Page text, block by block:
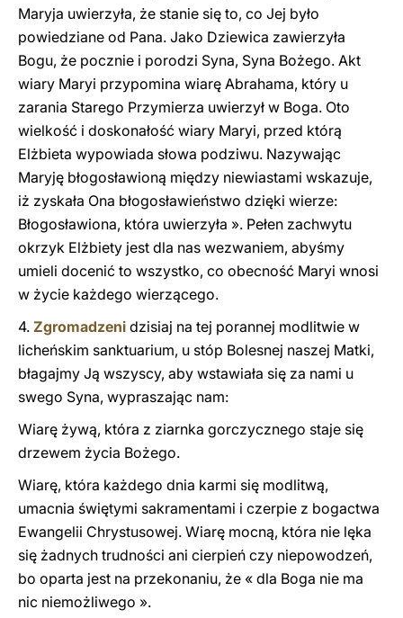
Maryja uwierzyła, że stanie się to, co Jej było
powiedziane od Pana. Jako Dziewica zawierzyła
Bogu, że pocznie i porodzi Syna, Syna Bożego. Akt
wiary Maryi przypomina wiarę Abrahama, który u
zarania Starego Przymierza uwierzył w Boga. Oto
wielkość i doskonałość wiary Maryi, przed którą
Elżbieta wypowiada słowa podziwu. Nazywając
Maryję błogosławioną między niewiastami wskazuje,
iż zyskała Ona błogosławieństwo dzięki wierze:
Błogosławiona, która uwierzyła ». Pełen zachwytu
okrzyk Elżbiety jest dla nas wezwaniem, abyśmy
umieli docenić to wszystko, co obecność Maryi wnosi
w życie każdego wierzącego.
4. Zgromadzeni dzisiaj na tej porannej modlitwie w
licheńskim sanktuarium, u stóp Bolesnej naszej Matki,
błagajmy Ją wszyscy, aby wstawiała się za nami u
swego Syna, wypraszając nam:
Wiarę żywą, która z ziarnka gorczycznego staje się
drzewem życia Bożego.
Wiarę, która każdego dnia karmi się modlitwą,
umacnia świętymi sakramentami i czerpie z bogactwa
Ewangelii Chrystusowej. Wiarę mocną, która nie lęka
się żadnych trudności ani cierpień czy niepowodzeń,
bo oparta jest na przekonaniu, że « dla Boga nie ma
nic niemożliwego ».